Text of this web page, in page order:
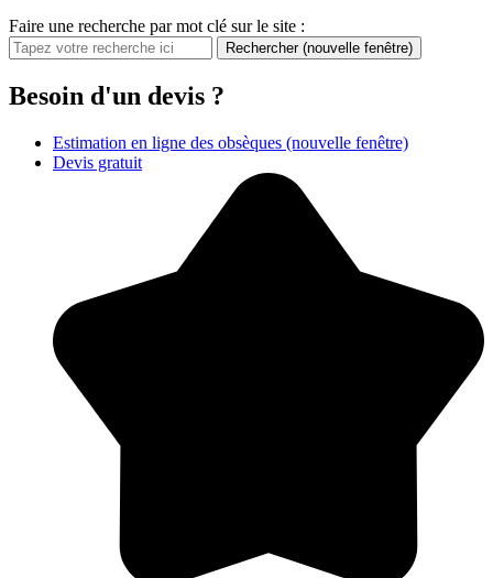
Faire une recherche par mot clé sur le site :
Rechercher (nouvelle fenêtre)
Besoin d'un devis ?
Estimation en ligne des obsèques (nouvelle fenêtre)
Devis gratuit